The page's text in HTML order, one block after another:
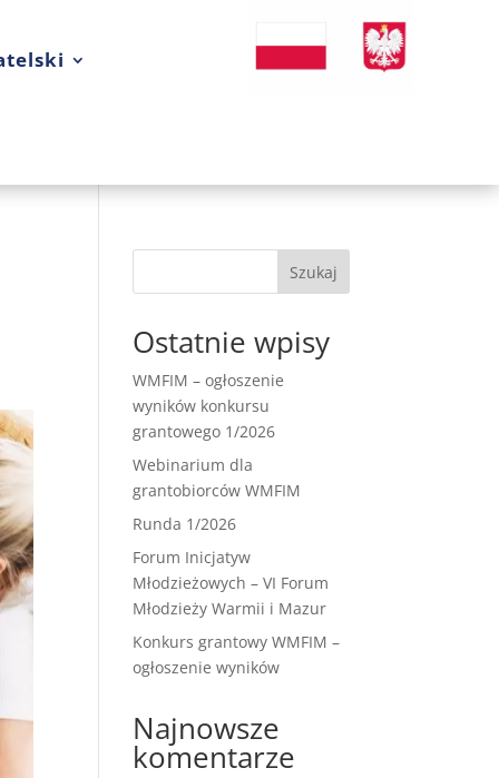
Szukaj
Ostatnie wpisy
WMFIM – ogłoszenie
wyników konkursu
grantowego 1/2026
Webinarium dla
grantobiorców WMFIM
Runda 1/2026
Forum Inicjatyw
Młodzieżowych – VI Forum
Młodzieży Warmii i Mazur
Konkurs grantowy WMFIM –
ogłoszenie wyników
Najnowsze
komentarze